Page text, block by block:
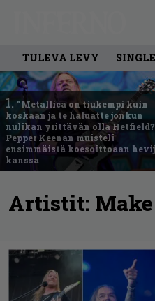
TULEVA LEVY SINGLE
1. ”Metallica on tiukempi kuin
koskaan ja te haluatte jonkun
nulikan yrittävän olla
Pepper Keenan muisteli
ensimmäistä koesoittoaan
kanssa
Artistit: